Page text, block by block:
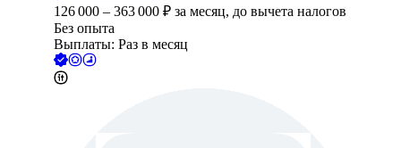
126 000 – 363 000 ₽ за месяц, до вычета налогов
Без опыта
Выплаты: Раз в месяц